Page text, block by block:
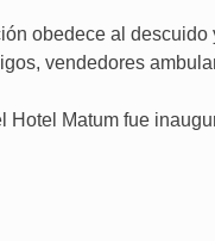
obedece al
vendedores
Hotel Matum fue